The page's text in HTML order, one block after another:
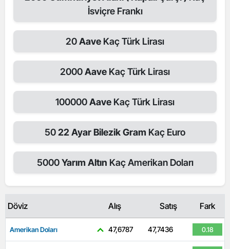
İsviçre Frankı
20Aave Kaç Türk Lirası
2000Aave Kaç Türk Lirası
100000Aave Kaç Türk Lirası
5022 Ayar Bilezik Gram Kaç Euro
5000Yarım Altın Kaç Amerikan Doları
Döviz Alış Satış Fark
Amerikan Doları 47,6787 47,7436 0.18